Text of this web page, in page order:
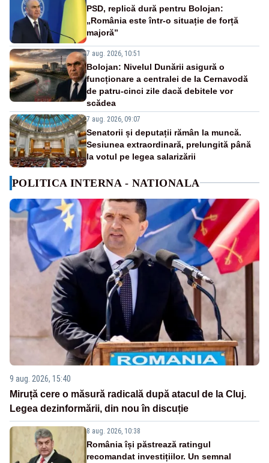
PSD, replică dură pentru Bolojan:
„România este într-o situație de forță
majoră”
7 aug. 2026, 10:51
Bolojan: Nivelul Dunării asigură o
funcționare a centralei de la Cernavodă
de patru-cinci zile dacă debitele vor
scădea
7 aug. 2026, 09:07
Senatorii și deputații rămân la muncă.
Sesiunea extraordinară, prelungită până
la votul pe legea salarizării
POLITICA INTERNA - NATIONALA
9 aug. 2026, 15:40
Miruță cere o măsură radicală după atacul de la Cluj.
Legea dezinformării, din nou în discuție
8 aug. 2026, 10:38
România își păstrează ratingul
recomandat investițiilor. Un semnal